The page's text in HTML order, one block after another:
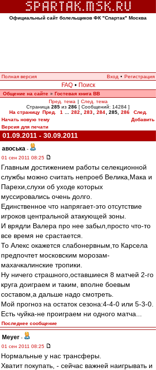
Официальный сайт болельщиков ФК "Спартак" Москва
Полная версия Вход • Регистрация
FAQ • Поиск
Общение на сайте » Гостевая книга ВВ
Пред. тема | След. тема
Страница 285 из 286 [ Сообщений: 14284 ]
На страницу Пред. 1 282 283 284 285, 286
След.
Начать новую тему
Добавить
Версия для печати
01.09.2011 - 30.09.2011
авоська -
01 сен 2011 08:25
Главным достижением работы селекционной
службы можно считать непроеб Велика,Мака и
Парехи,слухи об уходе которых
муссировались очень долго.
Единственное что напрягает-это отсутствие
игроков центральной атакующей зоны.
И врядли Валера про нее забыл,просто что-то
все время не срастается.
То Алекс окажется слабонервным,то Карсела
предпочтет московским морозам-
махачкалинские тропики.
Ну ничего страшного,оставшиеся 8 матчей 2-го
круга доиграем и таким, вполне боевым
составом,а дальше надо смотреть.
Мой прогноз на остаток сезона:4-4-0 или 5-3-0.
Есть чуйка-не проиграем ни одного матча...
Последнее сообщение
Meyer -
01 сен 2011 08:25
Нормальные у нас трансферы.
Хватит покупать, - сейчас важней наигрывать и